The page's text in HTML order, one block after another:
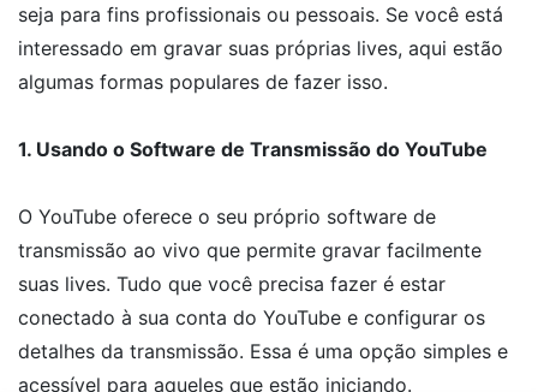
seja para fins profissionais ou pessoais. Se você está
interessado em gravar suas próprias lives, aqui estão
algumas formas populares de fazer isso.
1. Usando o Software de Transmissão do YouTube
O YouTube oferece o seu próprio software de
transmissão ao vivo que permite gravar facilmente
suas lives. Tudo que você precisa fazer é estar
conectado à sua conta do YouTube e configurar os
detalhes da transmissão. Essa é uma opção simples e
acessível para aqueles que estão iniciando.